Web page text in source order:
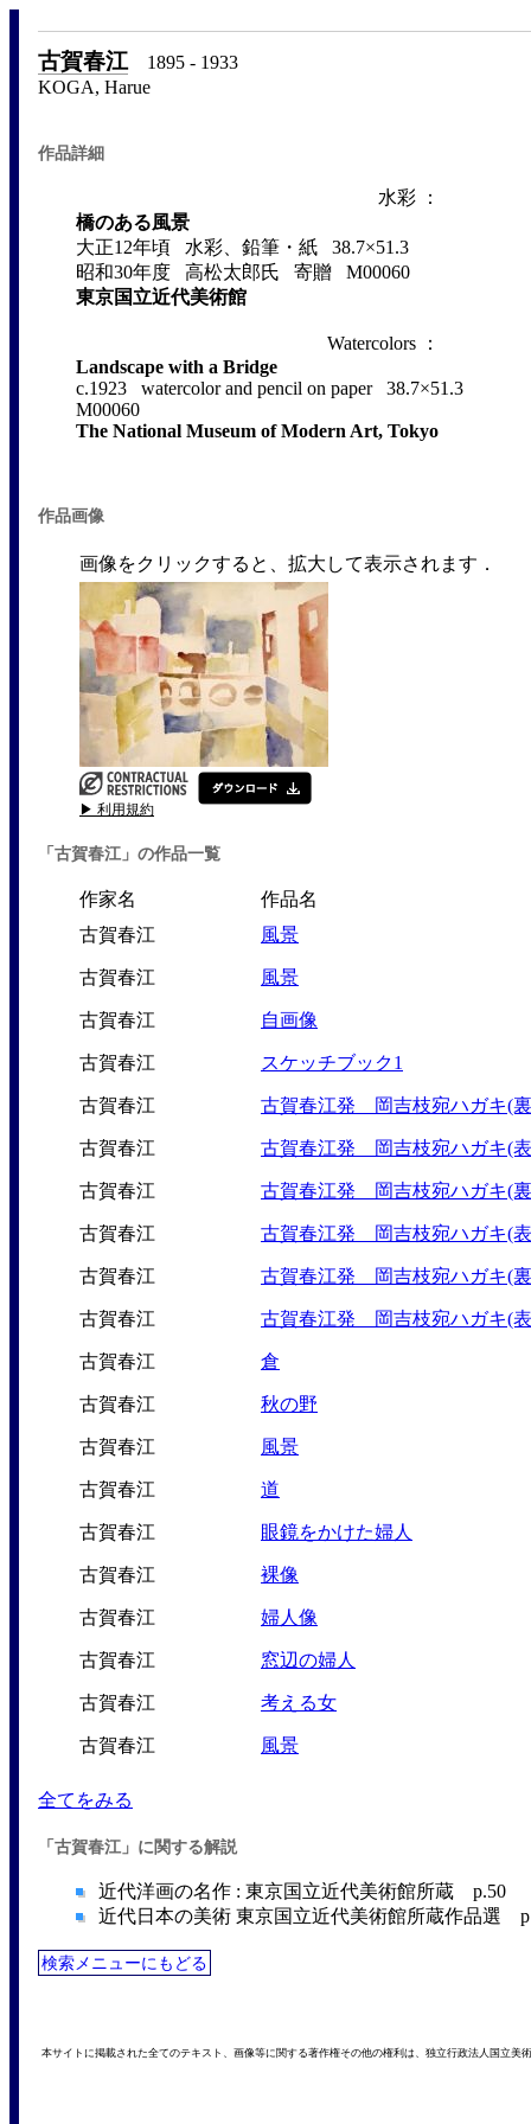
古賀春江 1895 - 1933
KOGA, Harue
作品詳細
水彩 ：
橋のある風景
大正12年頃 水彩、鉛筆・紙 38.7×51.3
昭和30年度 高松太郎氏 寄贈 M00060
東京国立近代美術館
Watercolors ：
Landscape with a Bridge
c.1923 watercolor and pencil on paper 38.7×51.3
M00060
The National Museum of Modern Art, Tokyo
作品画像
画像をクリックすると、拡大して表示されます．
▶ 利用規約
「古賀春江」の作品一覧
作家名
作品名
古賀春江
風景
古賀春江 風景
古賀春江 自画像
古賀春江 スケッチブック1
古賀春江 古賀春江発 岡吉枝宛ハガキ(
古賀春江 古賀春江発 岡吉枝宛ハガキ(
古賀春江 古賀春江発 岡吉枝宛ハガキ(
古賀春江 古賀春江発 岡吉枝宛ハガキ(
古賀春江 古賀春江発 岡吉枝宛ハガキ(
古賀春江 古賀春江発 岡吉枝宛ハガキ(
古賀春江 倉
古賀春江 秋の野
古賀春江 風景
古賀春江 道
古賀春江 眼鏡をかけた婦人
古賀春江 裸像
古賀春江 婦人像
古賀春江 窓辺の婦人
古賀春江 考える女
古賀春江 風景
全てをみる
「古賀春江」に関する解説
近代洋画の名作 : 東京国立近代美術館所蔵 p.50
近代日本の美術 東京国立近代美術館所蔵作品選
検索メニューにもどる
本サイトに掲載された全てのテキスト、画像等に関する著作権その他の権利は、独立行政法人国立